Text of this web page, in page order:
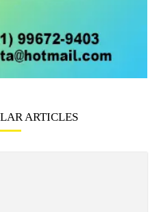
ARTICLES